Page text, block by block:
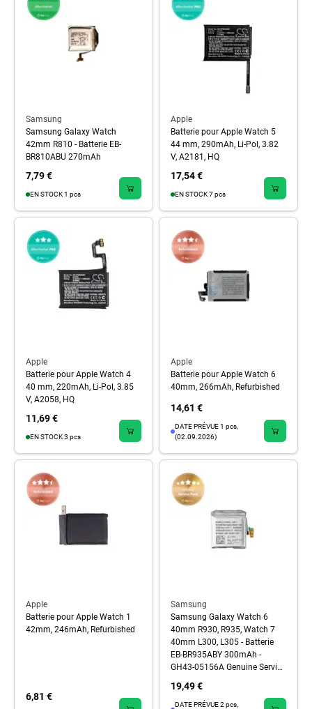
Samsung
Samsung Galaxy Watch
42mm R810 - Batterie EB-
BR810ABU 270mAh
7,79 €
EN STOCK 1 pcs
Apple
Batterie pour Apple Watch 5
44 mm, 290mAh, Li-Pol, 3.82
V, A2181, HQ
17,54 €
EN STOCK 7 pcs
Apple
Batterie pour Apple Watch 4
40 mm, 220mAh, Li-Pol, 3.85
V, A2058, HQ
11,69 €
EN STOCK 3 pcs
Apple
Batterie pour Apple Watch 6
40mm, 266mAh, Refurbished
14,61 €
DATE PRÉVUE 1 pcs,
(02.09.2026)
Apple
Batterie pour Apple Watch 1
42mm, 246mAh, Refurbished
6,81 €
Samsung
Samsung Galaxy Watch 6
40mm R930, R935, Watch 7
40mm L300, L305 - Batterie
EB-BR935ABY 300mAh -
GH43-05156A Genuine Service
19,49 €
DATE PRÉVUE 2 pcs,